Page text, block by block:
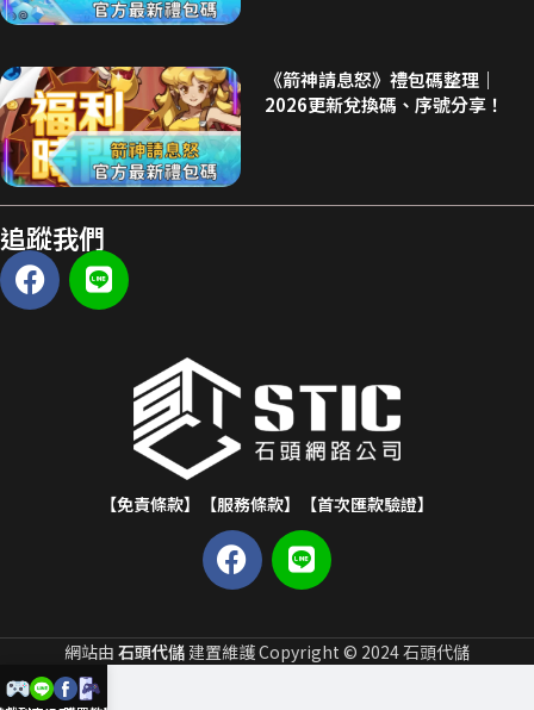
《箭神請息怒》禮包碼整理｜
2026更新兌換碼、序號分享！
追蹤我們
【免責條款】 【服務條款】 【首次匯款驗證】
網站由 石頭代儲 建置維護 Copyright © 2024 石頭代儲